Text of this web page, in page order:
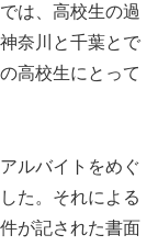
は、高校生の過
奈川と千葉とで
高校生にとって
ルバイトをめぐ
た。それによる
が記された書面